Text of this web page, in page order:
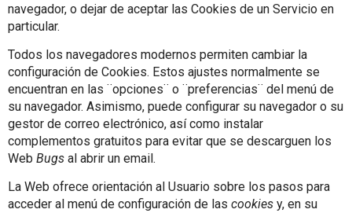
navegador, o dejar de aceptar las Cookies de un Servicio en
particular.
Todos los navegadores modernos permiten cambiar la
configuración de Cookies. Estos ajustes normalmente se
encuentran en las ¨opciones¨ o ¨preferencias¨ del menú de
su navegador. Asimismo, puede configurar su navegador o su
gestor de correo electrónico, así como instalar
complementos gratuitos para evitar que se descarguen los
Web Bugs al abrir un email.
La Web ofrece orientación al Usuario sobre los pasos para
acceder al menú de configuración de las cookies y, en su